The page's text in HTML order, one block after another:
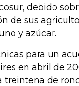
debido
de sus
y azúcar.
para un
en abril de
treintena de